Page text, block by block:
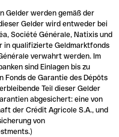
Gelder werden gemäß der
Gelder wird entweder bei
Société Générale, Natixis und
in qualifizierte Geldmarktfonds
verwahrt werden. Im
sind Einlagen bis zu
Fonds de Garantie des Dépôts
Teil dieser Gelder
abgesichert: eine von
der Crédit Agricole S.A., und
von